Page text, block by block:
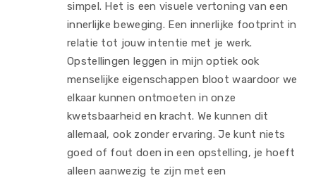
simpel. Het is een visuele vertoning van een
innerlijke beweging. Een innerlijke footprint in
relatie tot jouw intentie met je werk.
Opstellingen leggen in mijn optiek ook
menselijke eigenschappen bloot waardoor we
elkaar kunnen ontmoeten in onze
kwetsbaarheid en kracht. We kunnen dit
allemaal, ook zonder ervaring. Je kunt niets
goed of fout doen in een opstelling, je hoeft
alleen aanwezig te zijn met een